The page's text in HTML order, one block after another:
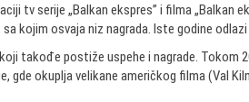
tv serije „Balkan ekspres” i filma „Balkan
kojim osvaja niz nagrada. Iste godine odlazi
takođe postiže uspehe i nagrade. Tokom
okuplja velikane američkog filma (Val